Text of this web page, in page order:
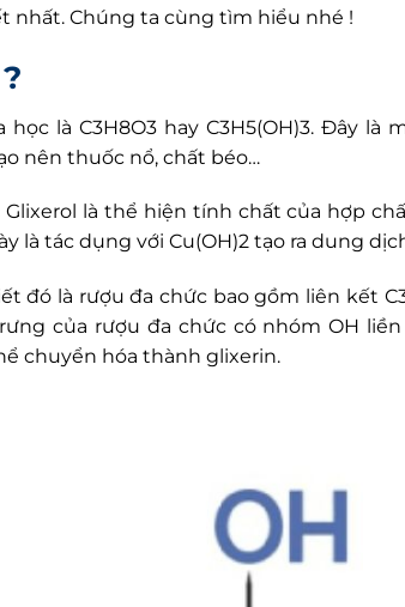
nhất. Chúng ta cùng tìm hiểu nhé !
học là C3H8O3 hay C3H5(OH)3. Đây
nên thuốc nổ, chất béo…
là thể hiện tính chất của hợp
là tác dụng với Cu(OH)2 tạo ra dung
đó là rượu đa chức bao gồm liên kết
của rượu đa chức có nhóm OH
chuyển hóa thành glixerin.